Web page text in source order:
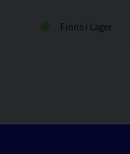
Finns i Lager